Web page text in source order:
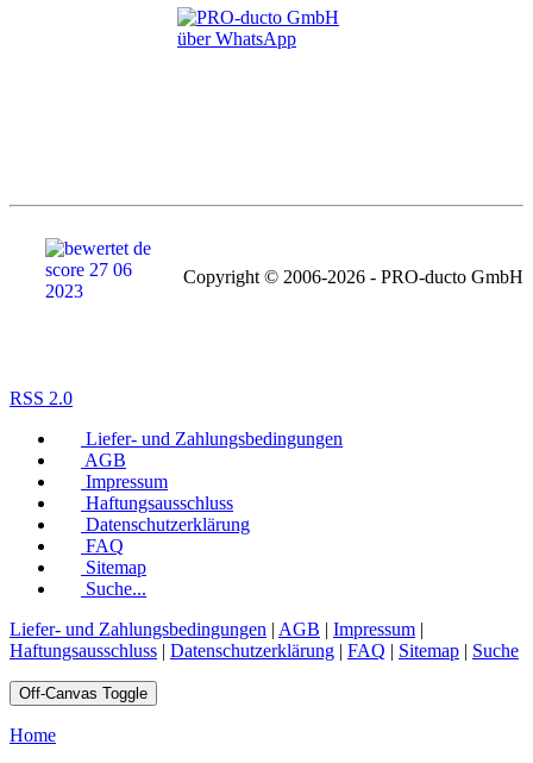
Copyright © 2006-2026 - PRO-ducto GmbH
RSS 2.0
Liefer- und Zahlungsbedingungen
AGB
Impressum
Haftungsausschluss
Datenschutzerklärung
FAQ
Sitemap
Suche...
Liefer- und Zahlungsbedingungen | AGB | Impressum |
Haftungsausschluss | Datenschutzerklärung | FAQ | Sitemap | Suche
Off-Canvas Toggle
Home